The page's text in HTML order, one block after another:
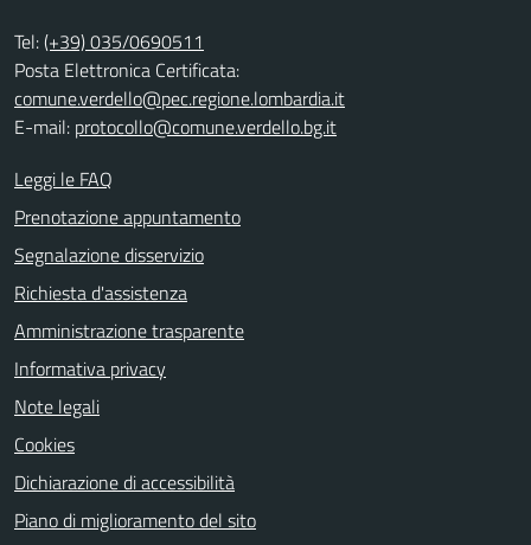
Tel:(+39) 035/0690511
Posta Elettronica Certificata:
comune.verdello@pec.regione.lombardia.it
E-mail: protocollo@comune.verdello.bg.it
Leggi le FAQ
Prenotazione appuntamento
Segnalazione disservizio
Richiesta d'assistenza
Amministrazione trasparente
Informativa privacy
Note legali
Cookies
Dichiarazione di accessibilità
Piano di miglioramento del sito